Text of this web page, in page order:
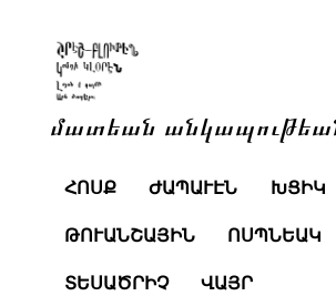
մատեան
ՀՈՍՔ ԺԱՊԱՒԷՆ ԽՑԻԿ
ԹՈՒԱՆՇԱՅԻՆ ՈՍՊՆԵԱԿ
ՏԵՍԱԾՐԻՉ ՎԱՅՐ